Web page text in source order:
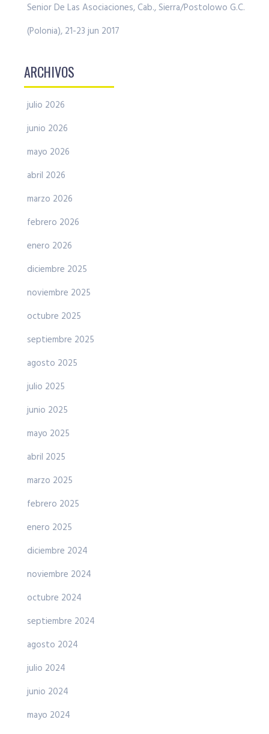
Senior De Las Asociaciones, Cab., Sierra/Postolowo G.C.
(Polonia), 21-23 jun 2017
ARCHIVOS
julio 2026
junio 2026
mayo 2026
abril 2026
marzo 2026
febrero 2026
enero 2026
diciembre 2025
noviembre 2025
octubre 2025
septiembre 2025
agosto 2025
julio 2025
junio 2025
mayo 2025
abril 2025
marzo 2025
febrero 2025
enero 2025
diciembre 2024
noviembre 2024
octubre 2024
septiembre 2024
agosto 2024
julio 2024
junio 2024
mayo 2024